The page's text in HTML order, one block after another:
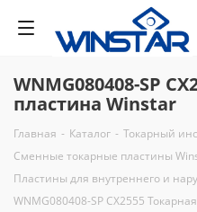
WNMG080408-SP
пластина Winstar
Главная - Каталог - Токарный
Сменные токарные пластины
Пластины для внутреннего и
WNMG080408-SP CX2555